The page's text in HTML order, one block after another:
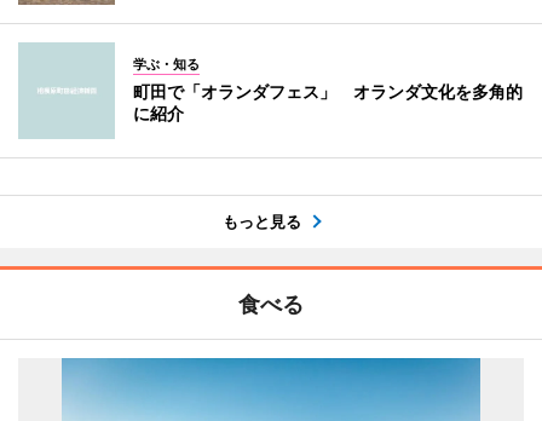
学ぶ・知る
町田で「オランダフェス」 オランダ文化を多角的
に紹介
もっと見る
食べる